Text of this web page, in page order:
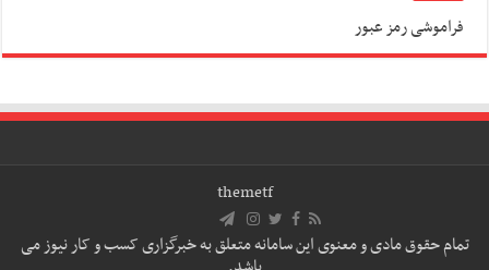
فراموشی رمز عبور
themetf
تمام حقوق مادی و معنوی این سامانه متعلق به خبرگزاری کسب و کار نیوز می